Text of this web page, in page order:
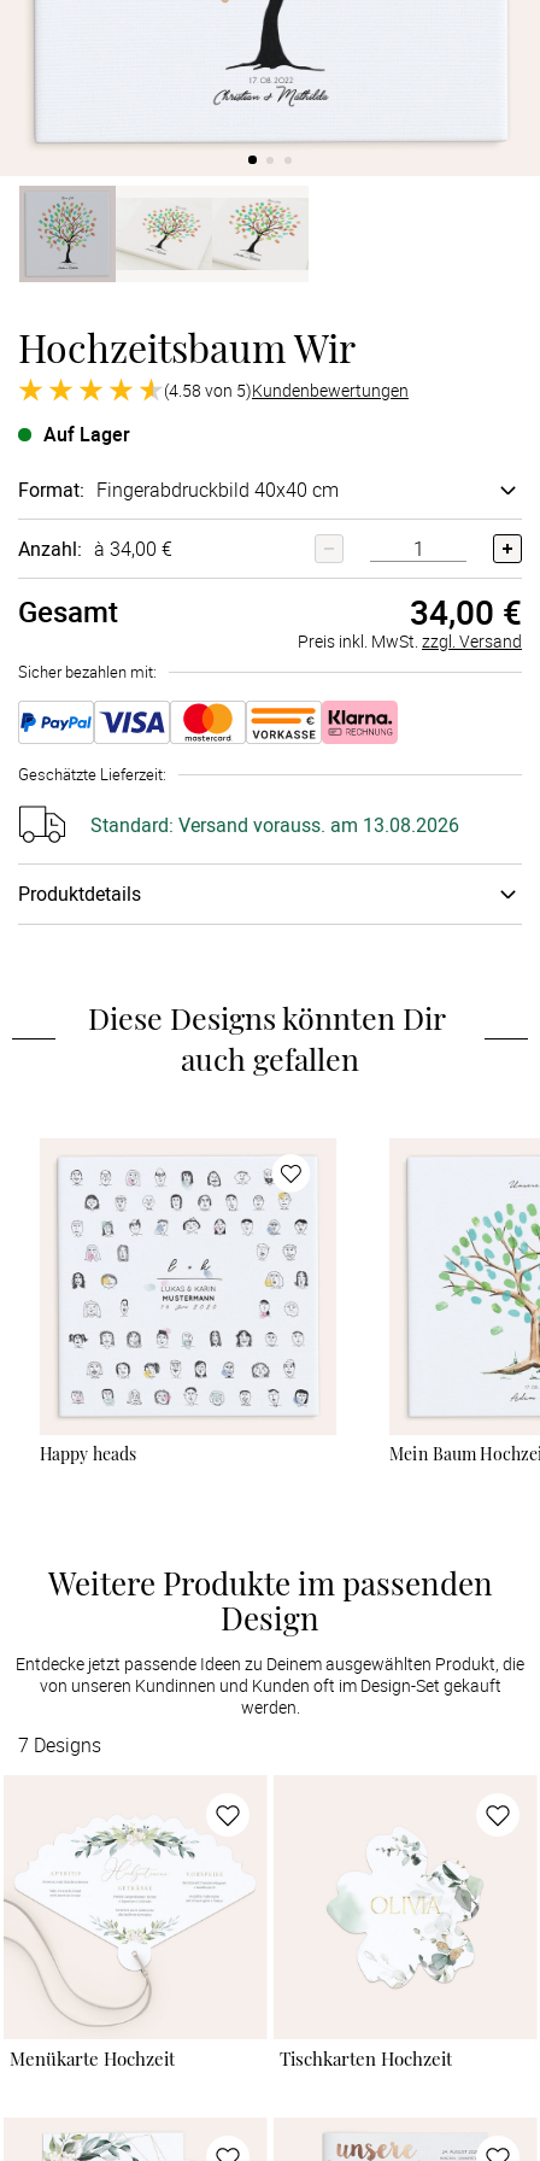
Hochzeitsbaum Wir
(4.58 von 5)Kundenbewertungen
Auf Lager
Format: Finger­abdruck­bild 40x40 cm
Anzahl: à 34,00 €
Gesamt 34,00 €
Preis inkl. MwSt. zzgl. Versand
Sicher bezahlen mit:
Geschätzte Lieferzeit:
Standard: Versand vorauss. am 13.08.2026
Produktdetails
Diese Designs könnten Dir
auch gefallen
Happy heads Mein Baum
Weitere Produkte im passenden
Design
Entdecke jetzt passende Ideen zu Deinem ausgewählten Produkt, die
von unseren Kundinnen und Kunden oft im Design-Set gekauft
werden.
7 Designs
Menükarte Hochzeit Tischkarten Hochzeit